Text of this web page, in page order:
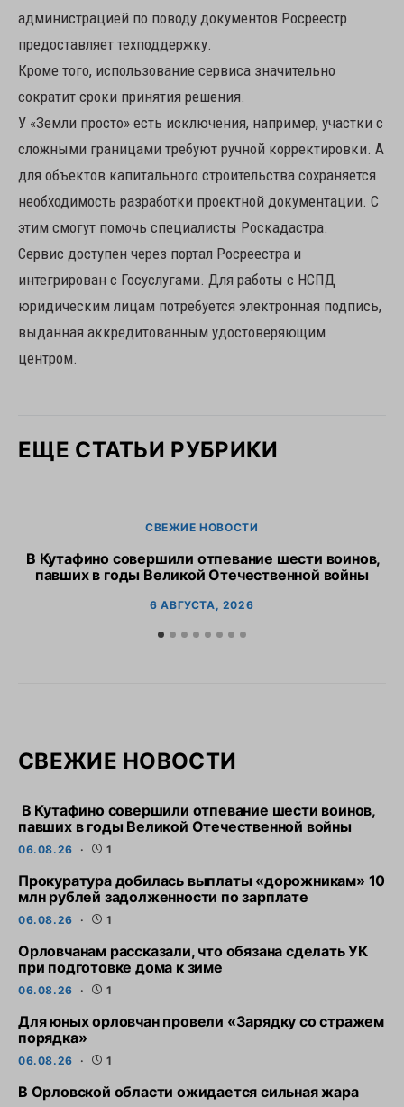
администрацией по поводу документов Росреестр
предоставляет техподдержку.
Кроме того, использование сервиса значительно
сократит сроки принятия решения.
У «Земли просто» есть исключения, например, участки с
сложными границами требуют ручной корректировки. А
для объектов капитального строительства сохраняется
необходимость разработки проектной документации. С
этим смогут помочь специалисты Роскадастра.
Сервис доступен через портал Росреестра и
интегрирован с Госуслугами. Для работы с НСПД
юридическим лицам потребуется электронная подпись,
выданная аккредитованным удостоверяющим
центром.
ЕЩЕ СТАТЬИ РУБРИКИ
СВЕЖИЕ НОВОСТИ
В Кутафино совершили отпевание шести воинов,
павших в годы Великой Отечественной войны
6 АВГУСТА, 2026
СВЕЖИЕ НОВОСТИ
В Кутафино совершили отпевание шести воинов,
павших в годы Великой Отечественной войны
06.08.26 1
Прокуратура добилась выплаты «дорожникам» 10
млн рублей задолженности по зарплате
06.08.26 1
Орловчанам рассказали, что обязана сделать УК
при подготовке дома к зиме
06.08.26 1
Для юных орловчан провели «Зарядку со стражем
порядка»
06.08.26 1
В Орловской области ожидается сильная жара